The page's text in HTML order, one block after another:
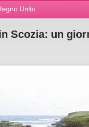
Unito
Scozia: un